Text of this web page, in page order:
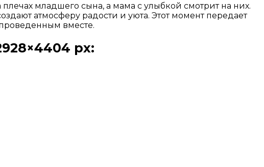
младшего сына, а мама с улыбкой смотрит на них.
атмосферу радости и уюта. Этот момент передает
вместе.
px: